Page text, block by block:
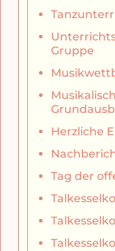
Gruppe
Herzliche
Tag der